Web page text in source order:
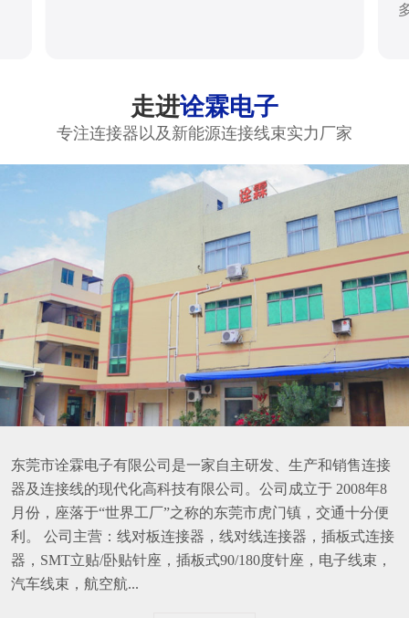
走进诠霖电子
专注连接器以及新能源连接线束实力厂家
东莞市诠霖电子有限公司是一家自主研发、生产和销售连接
器及连接线的现代化高科技有限公司。公司成立于 2008年8
月份，座落于“世界工厂”之称的东莞市虎门镇，交通十分便
利。 公司主营：线对板连接器，线对线连接器，插板式连接
器，SMT立贴/卧贴针座，插板式90/180度针座，电子线束，
汽车线束，航空航...